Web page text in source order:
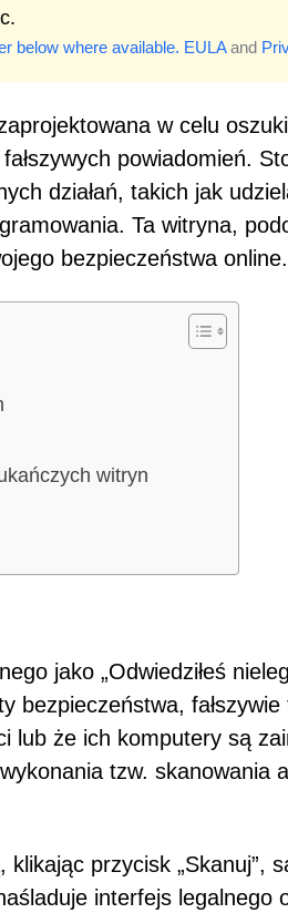
below where available. EULAand
w celu
powiadomień.
działań, takich jak
Ta witryna,
bezpieczeństwa online.
witryn
jako „Odwiedziłeś
bezpieczeństwa,
lub że ich komputery są
tzw. skanowania
przycisk „Skanuj”,
interfejs legalnego